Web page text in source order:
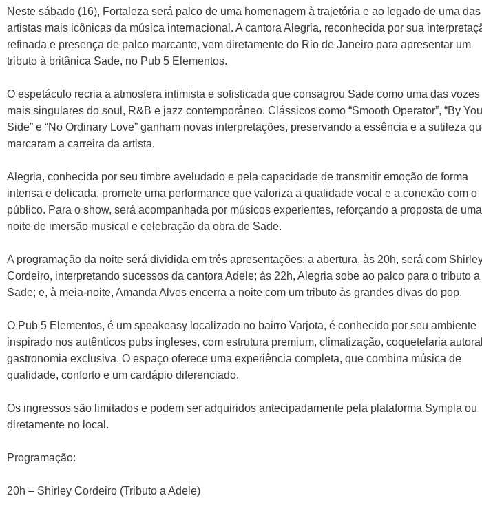
Neste sábado (16), Fortaleza será palco de uma homenagem à trajetória e ao legado de uma das
artistas mais icônicas da música internacional. A cantora Alegria, reconhecida por sua
refinada e presença de palco marcante, vem diretamente do Rio de Janeiro para apresentar um
tributo à britânica Sade, no Pub 5 Elementos.
O espetáculo recria a atmosfera intimista e sofisticada que consagrou Sade como uma das vozes
mais singulares do soul, R&B e jazz contemporâneo. Clássicos como “Smooth Operator”, “By
Side” e “No Ordinary Love” ganham novas interpretações, preservando a essência e a sutileza
marcaram a carreira da artista.
Alegria, conhecida por seu timbre aveludado e pela capacidade de transmitir emoção de forma
intensa e delicada, promete uma performance que valoriza a qualidade vocal e a conexão com o
público. Para o show, será acompanhada por músicos experientes, reforçando a proposta de uma
noite de imersão musical e celebração da obra de Sade.
A programação da noite será dividida em três apresentações: a abertura, às 20h, será com
Cordeiro, interpretando sucessos da cantora Adele; às 22h, Alegria sobe ao palco para o tributo a
Sade; e, à meia-noite, Amanda Alves encerra a noite com um tributo às grandes divas do pop.
O Pub 5 Elementos, é um speakeasy localizado no bairro Varjota, é conhecido por seu ambiente
inspirado nos autênticos pubs ingleses, com estrutura premium, climatização, coquetelaria
gastronomia exclusiva. O espaço oferece uma experiência completa, que combina música de
qualidade, conforto e um cardápio diferenciado.
Os ingressos são limitados e podem ser adquiridos antecipadamente pela plataforma Sympla ou
diretamente no local.
Programação:
20h – Shirley Cordeiro (Tributo a Adele)